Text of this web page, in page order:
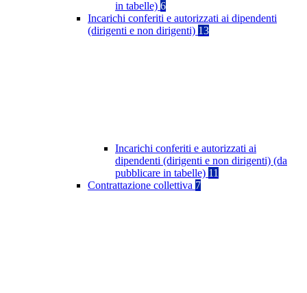
in tabelle) 6
Incarichi conferiti e autorizzati ai dipendenti
(dirigenti e non dirigenti) 13
Incarichi conferiti e autorizzati ai
dipendenti (dirigenti e non dirigenti) (da
pubblicare in tabelle) 11
Contrattazione collettiva 7